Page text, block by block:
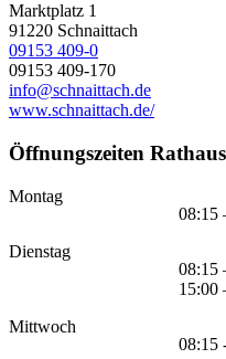
Marktplatz 1
91220 Schnaittach
09153 409-0
09153 409-170
info@schnaittach.de
www.schnaittach.de/
Öffnungszeiten Rathaus
Montag
08:15
Dienstag
08:15
15:00
Mittwoch
08:15